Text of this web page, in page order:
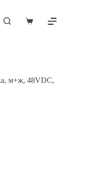
Shopping
м+ж, 48VDC,